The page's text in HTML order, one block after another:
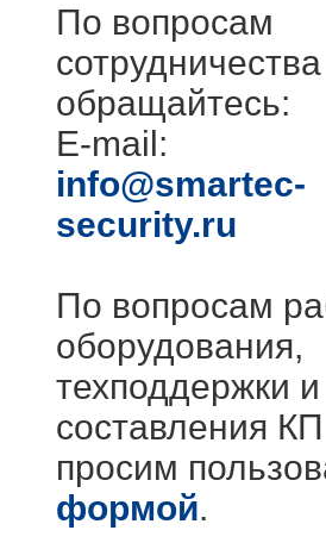
По вопросам
сотрудничества
обращайтесь:
E-mail:
info@smartec-
security.ru
По вопросам
оборудования,
техподдержки и
составления КП
просим
формой.